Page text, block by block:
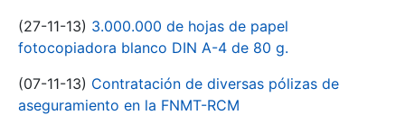
(27-11-13) 3.000.000 de hojas de papel
fotocopiadora blanco DIN A-4 de 80 g.
(07-11-13) Contratación de diversas pólizas de
aseguramiento en la FNMT-RCM